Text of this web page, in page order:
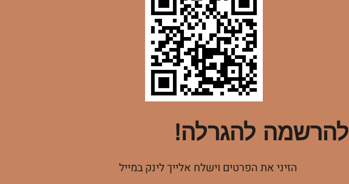
להרשמה להגרלה!
הזיני את הפרטים וישלח אלייך לינק במייל